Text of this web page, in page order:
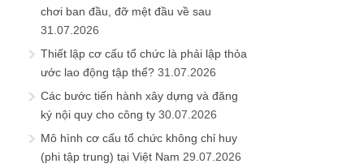
chơi ban đầu, đỡ mệt đầu về sau
31.07.2026
Thiết lập cơ cấu tổ chức là phải lập thỏa
ước lao động tập thể? 31.07.2026
Các bước tiến hành xây dựng và đăng
ký nội quy cho công ty 30.07.2026
Mô hình cơ cấu tổ chức không chỉ huy
(phi tập trung) tại Việt Nam 29.07.2026